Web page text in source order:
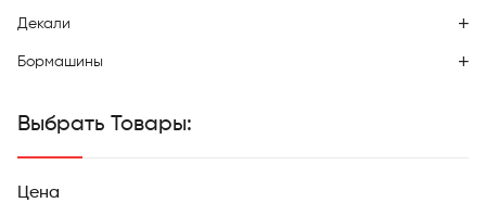
Декали
Бормашины
Выбрать Товары:
Цена